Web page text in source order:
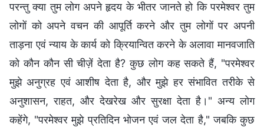
परन्तु क्या तुम लोग अपने हृदय के भीतर जानते हो कि परमेश्वर तुम
लोगों को अपने वचन की आपूर्ति करने और तुम लोगों पर अपनी
ताड़ना एवं न्याय के कार्य को क्रियान्वित करने के अलावा मानवजाति
को कौन कौन सी चीज़ें देता है? कुछ लोग कह सकते हैं, "परमेश्वर
मुझे अनुग्रह एवं आशीष देता है, और मुझे हर संभावित तरीके से
अनुशासन, राहत, और देखरेख और सुरक्षा देता है।" अन्य लोग
कहेंगे, "परमेश्वर मुझे प्रतिदिन भोजन एवं जल देता है," जबकि कुछ